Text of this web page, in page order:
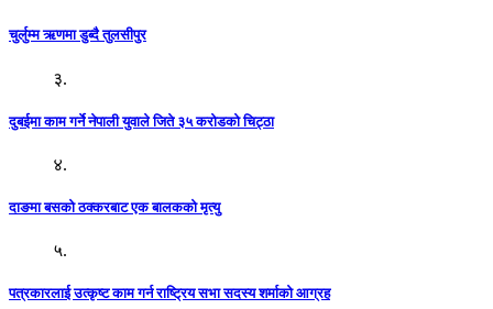
चुर्लुम्म ऋणमा डुब्दै तुलसीपुर
३.
दुबईमा काम गर्ने नेपाली युवाले जिते ३५ करोडको चिट्ठा
४.
दाङमा बसको ठक्करबाट एक बालकको मृत्यु
५.
पत्रकारलाई उत्कृष्ट काम गर्न राष्ट्रिय सभा सदस्य शर्माको आग्रह